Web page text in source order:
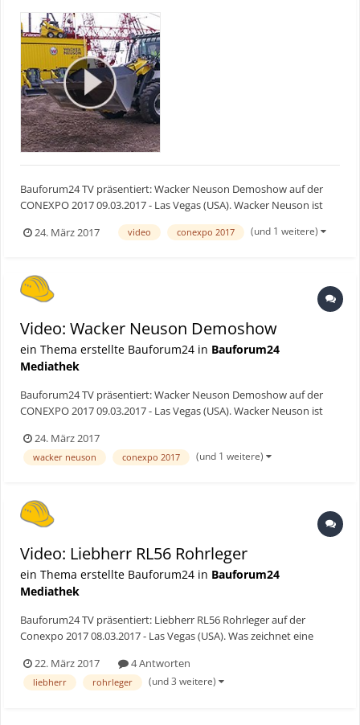
Bauforum24 TV präsentiert: Wacker Neuson Demoshow auf der
CONEXPO 2017 09.03.2017 - Las Vegas (USA). Wacker Neuson ist
seit 60 Jahren in den USA aktiv. Das wurde auf der CONEXPO 2017
in Las Vegas gefeiert. Unter anderem mit einer Demoshow, auf
24. März 2017 video conexpo 2017 (und 1 weitere)
Video: Wacker Neuson Demoshow
ein Thema erstellte Bauforum24 in Bauforum24
Mediathek
Bauforum24 TV präsentiert: Wacker Neuson Demoshow auf der
CONEXPO 2017 09.03.2017 - Las Vegas (USA). Wacker Neuson ist
in Las Vegas gefeiert. Unter anderem mit einer Demoshow, auf
welcher aktuelle Baumaschinen und Baugerä...
24. März 2017
wacker neuson conexpo 2017 (und 1 weitere)
Video: Liebherr RL56 Rohrleger
ein Thema erstellte Bauforum24 in Bauforum24
Mediathek
Bauforum24 TV präsentiert: Liebherr RL56 Rohrleger auf der
Conexpo 2017 08.03.2017 - Las Vegas (USA). Was zeichnet eine
bei der Conexpo 2017 den neuen Rohrleger RL56 angeschaut.
Johannes Mayr von Liebherr erklärt die Eigen...
22. März 2017 4 Antworten
liebherr rohrleger (und 3 weitere)